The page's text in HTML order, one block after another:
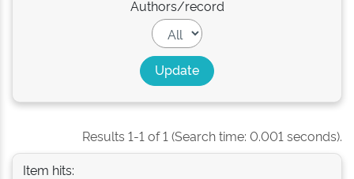
Authors/record
Results 1-1 of 1 (Search time: 0.001 seconds).
Item hits: